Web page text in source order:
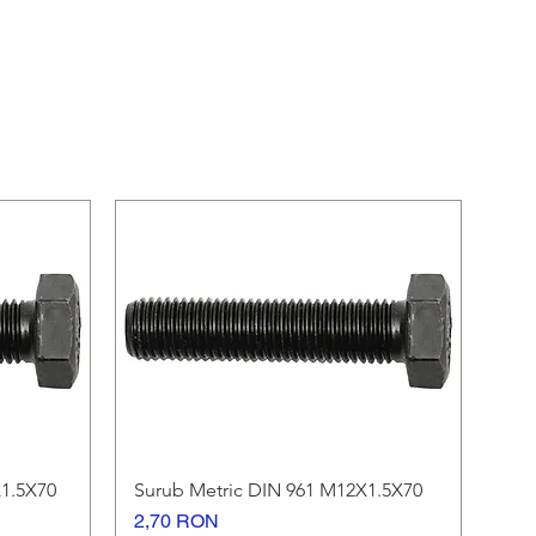
Afișare rapidă
Surub Metric DIN 961 M12X1.5X70
Preț
2,70 RON